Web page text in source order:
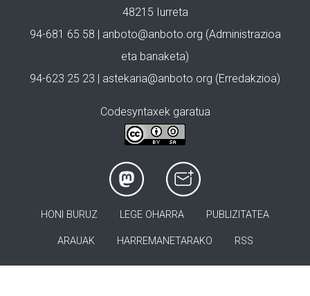
48215 Iurreta
94-681 65 58 | anboto@anboto.org (Administrazioa
eta banaketa)
94-623 25 23 | astekaria@anboto.org (Erredakzioa)
Codesyntaxek garatua
HONI BURUZ LEGE OHARRA PUBLIZITATEA
ARAUAK HARREMANETARAKO RSS